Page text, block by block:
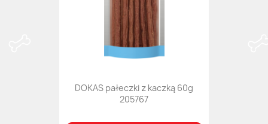
DOKAS pałeczki z kaczką 60g
205767